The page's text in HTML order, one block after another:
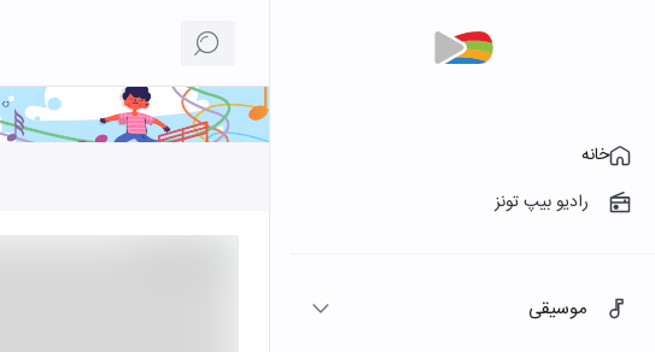
خانه
رادیو بیپ تونز
موسیقی